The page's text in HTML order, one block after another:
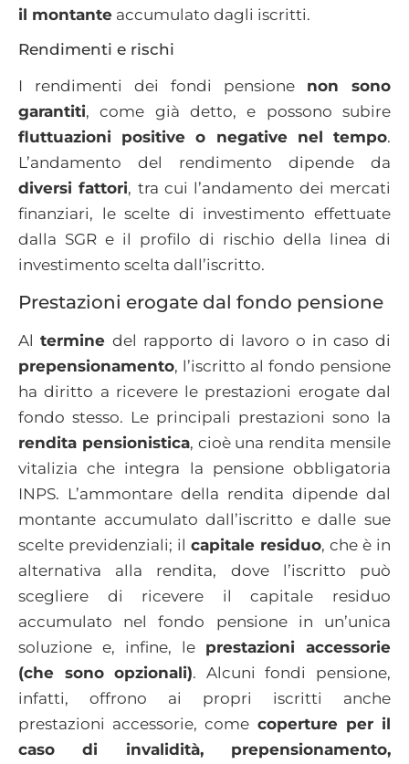
il montante accumulato dagli iscritti.
Rendimenti e rischi
I rendimenti dei fondi pensione non sono
garantiti, come già detto, e possono subire
fluttuazioni positive o negative nel tempo.
L’andamento del rendimento dipende da
diversi fattori, tra cui l’andamento dei mercati
finanziari, le scelte di investimento effettuate
dalla SGR e il profilo di rischio della linea di
investimento scelta dall’iscritto.
Prestazioni erogate dal fondo pensione
Al termine del rapporto di lavoro o in caso di
prepensionamento, l’iscritto al fondo pensione
ha diritto a ricevere le prestazioni erogate dal
fondo stesso. Le principali prestazioni sono la
rendita pensionistica, cioè una rendita mensile
vitalizia che integra la pensione obbligatoria
INPS. L’ammontare della rendita dipende dal
montante accumulato dall’iscritto e dalle sue
scelte previdenziali; il capitale residuo, che è in
alternativa alla rendita, dove l’iscritto può
scegliere di ricevere il capitale residuo
accumulato nel fondo pensione in un’unica
soluzione e, infine, le prestazioni accessorie
(che sono opzionali). Alcuni fondi pensione,
infatti, offrono ai propri iscritti anche
prestazioni accessorie, come coperture per il
caso di invalidità, prepensionamento,